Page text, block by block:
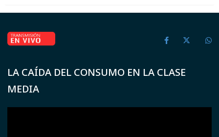
LA CAÍDA DEL CONSUMO EN LA CLASE
MEDIA